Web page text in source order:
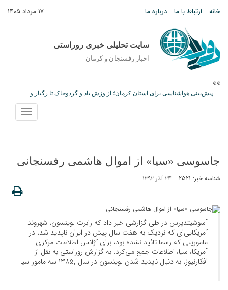
۱۷ مرداد ۱۴۰۵ خانه ارتباط با ما درباره ما
سایت تحلیلی خبری روراستی
اخبار رفسنجان و كرمان
پیش‌بینی هواشناسی برای استان کرمان؛ از وزش باد و گردوخاک تا رگبار و
پیام رئیس کل دادگستری استان کرمان به مناسبت ۱۷ مردادماه سالروز شهادت
نمایش
منو
جاسوسی «سیا» از اموال هاشمی رفسنجانی
شناسه خبر: 2521 ۲۴ آذر ۱۳۹۲
آسوشیتدپرس در طی گزارشی خبر داد که رابرت لوینسون، شهروند
آمریکایی‌ای که نزدیک به هفت سال پیش در ایران ناپدید شد، در
ماموریتی که رسما تائید نشده بود، برای آژانس اطلاعات مرکزی
آمریکا، سیا، اطلاعات جمع می‌کرد. به گزارش روراستی به نقل از
افکارنیوز، به دنبال ناپدید شدن لوینسون در سال ۱۳۸۵٬ سه مامور سیا
[…]